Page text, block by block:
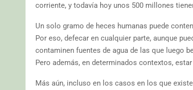
corriente, y todavía hoy unos 500 millones
Un solo gramo de heces humanas puede
Por eso, defecar en cualquier parte, aunque
contaminen fuentes de agua de las que luego
Pero además, en determinados contextos,
Más aún, incluso en los casos en los que